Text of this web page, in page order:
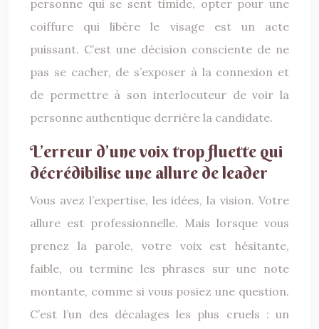
personne qui se sent timide, opter pour une
coiffure qui libère le visage est un acte
puissant. C’est une décision consciente de ne
pas se cacher, de s’exposer à la connexion et
de permettre à son interlocuteur de voir la
personne authentique derrière la candidate.
L’erreur d’une voix trop fluette qui
décrédibilise une allure de leader
Vous avez l’expertise, les idées, la vision. Votre
allure est professionnelle. Mais lorsque vous
prenez la parole, votre voix est hésitante,
faible, ou termine les phrases sur une note
montante, comme si vous posiez une question.
C’est l’un des décalages les plus cruels : un